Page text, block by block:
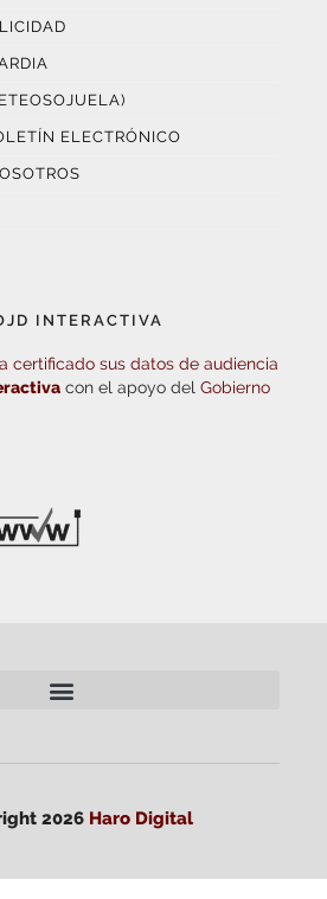
ELECTRÓNICO
INTERACTIVA
certificado sus datos de audiencia
con el apoyo del Gobierno
2026 Haro Digital